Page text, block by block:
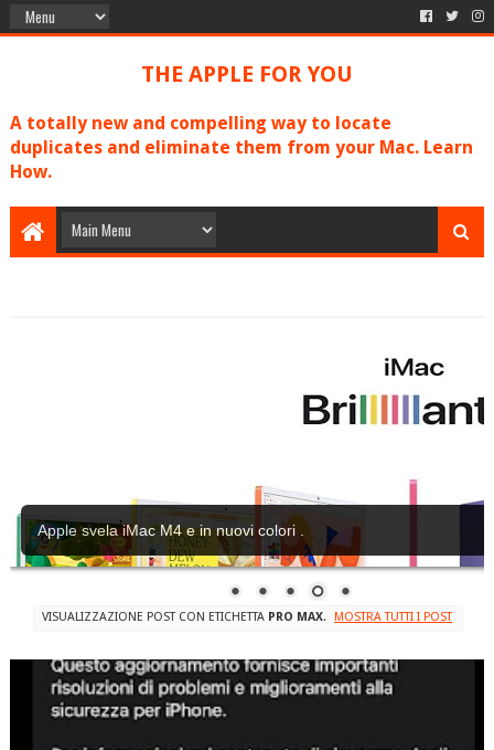
THE APPLE FOR YOU
A totally new and compelling way to locate
duplicates and eliminate them from your Mac. Learn
How.
Apple svela iMac M4 e in nuovi colori .
VISUALIZZAZIONE POST CON ETICHETTA PRO MAX. MOSTRA TUTTI I POST